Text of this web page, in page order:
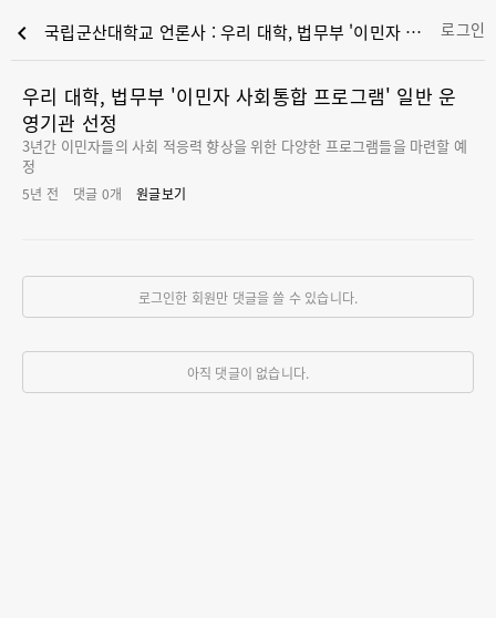
chevron_left 국립군산대학교 언론사 : 우리 대학, 법무부 '이민자 사회통합 프로그램' 일반 운영기관 선정 로그인
우리 대학, 법무부 '이민자 사회통합 프로그램' 일반 운
영기관 선정
3년간 이민자들의 사회 적응력 향상을 위한 다양한 프로그램들을 마련할 예
정
5년 전 댓글 0개 원글보기
로그인한 회원만 댓글을 쓸 수 있습니다.
아직 댓글이 없습니다.